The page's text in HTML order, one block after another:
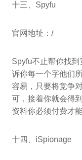
十三、Spyfu
官网地址：/
Spyfu不止帮你找
诉你每一个字他们
容易，只要将竞争
可，接着你就会得
资料你必须付费才
十四、iSpionage